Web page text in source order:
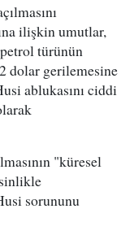
ilişkin umutlar,
türünün
dolar gerilemesine
ablukasını ciddi
"küresel
sorununu